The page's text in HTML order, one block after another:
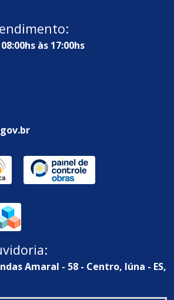
às 17:00hs
Amaral - 58 - Centro, Iúna - ES,